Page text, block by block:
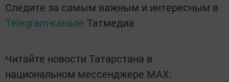
Следите за самым важным и интересным в
Telegram-канале Татмедиа
Читайте новости Татарстана в
национальном мессенджере MАХ: